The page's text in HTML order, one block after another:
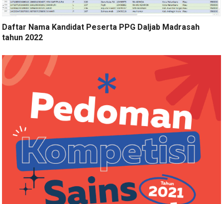
Daftar Nama Kandidat Peserta PPG Daljab Madrasah
tahun 2022